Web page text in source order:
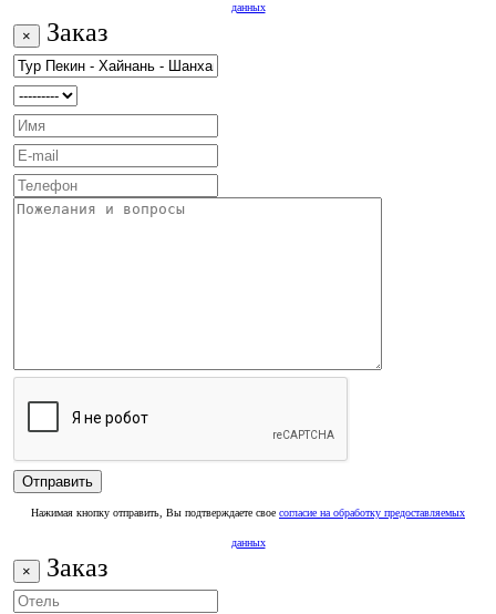
данных
× Заказ
Нажимая кнопку отправить, Вы подтверждаете свое согласие на обработку предоставляемых
данных
× Заказ